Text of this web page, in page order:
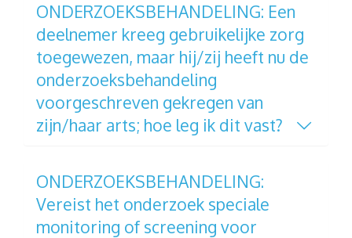
ONDERZOEKSBEHANDELING: Een
deelnemer kreeg gebruikelijke zorg
toegewezen, maar hij/zij heeft nu de
onderzoeksbehandeling
voorgeschreven gekregen van
zijn/haar arts; hoe leg ik dit vast?
ONDERZOEKSBEHANDELING:
Vereist het onderzoek speciale
monitoring of screening voor